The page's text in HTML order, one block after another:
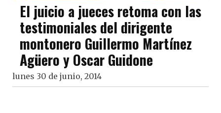
El juicio a jueces retoma con las
testimoniales del dirigente
montonero Guillermo Martínez
Agüero y Oscar Guidone
lunes 30 de junio, 2014